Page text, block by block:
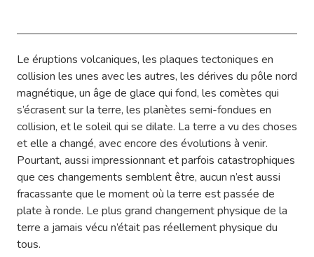
Le éruptions volcaniques, les plaques tectoniques en
collision les unes avec les autres, les dérives du pôle nord
magnétique, un âge de glace qui fond, les comètes qui
s’écrasent sur la terre, les planètes semi-fondues en
collision, et le soleil qui se dilate. La terre a vu des choses
et elle a changé, avec encore des évolutions à venir.
Pourtant, aussi impressionnant et parfois catastrophiques
que ces changements semblent être, aucun n’est aussi
fracassante que le moment où la terre est passée de
plate à ronde. Le plus grand changement physique de la
terre a jamais vécu n’était pas réellement physique du
tous.